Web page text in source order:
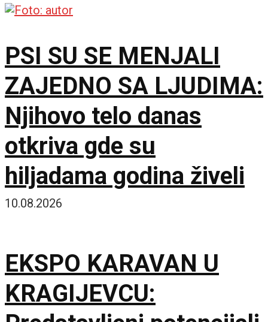
PSI SU SE MENJALI
ZAJEDNO SA LJUDIMA:
Njihovo telo danas
otkriva gde su
hiljadama godina živeli
10.08.2026
EKSPO KARAVAN U
KRAGIJEVCU: